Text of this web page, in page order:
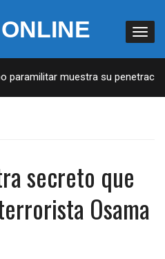
muestra su penetración
secreto que
Osama